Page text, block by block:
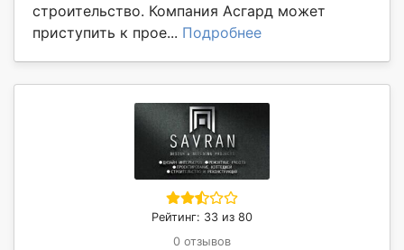
строительство. Компания Асгард может
приступить к прое... Подробнее
Рейтинг: 33 из 80
0 отзывов